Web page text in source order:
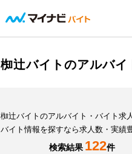
椥辻バイトのアルバ
椥辻バイトのアルバイト・バイト求
バイト情報を探すなら求人数・実績
検索結果 122件